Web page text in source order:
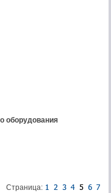
оборудования
Страница: